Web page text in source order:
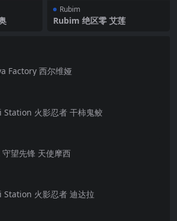
Rubim
Rubim 绝区零 艾莲
Factory 西尔维娅
Station 火影忍者 干柿鬼鲛
守望先锋 天使摩西
Station 火影忍者 迪达拉